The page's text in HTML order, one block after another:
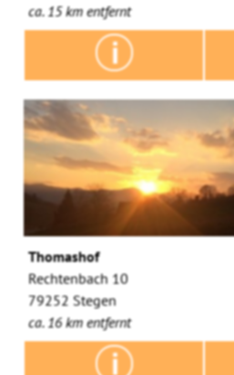
ca. 15 km entfernt
Thomashof
Rechtenbach 10
79252 Stegen
ca. 16 km entfernt